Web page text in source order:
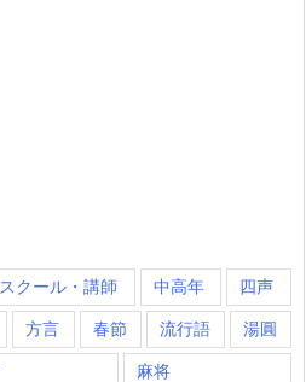
スクール・講師 中高年 四声
方言 春節 流行語 湯圓
麻将